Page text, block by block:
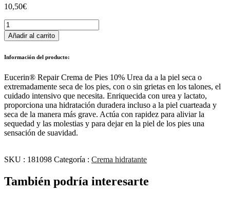
10,50€
UREAREPAIR
PLUS
CREMA
PIES
Añadir al carrito
Información del producto:
Eucerin® Repair Crema de Pies 10% Urea da a la piel seca o
extremadamente seca de los pies, con o sin grietas en los talones, el
cuidado intensivo que necesita. Enriquecida con urea y lactato,
proporciona una hidratación duradera incluso a la piel cuarteada y
seca de la manera más grave. Actúa con rapidez para aliviar la
sequedad y las molestias y para dejar en la piel de los pies una
sensación de suavidad.
SKU : 181098 Categoría : Crema hidratante
También podría interesarte